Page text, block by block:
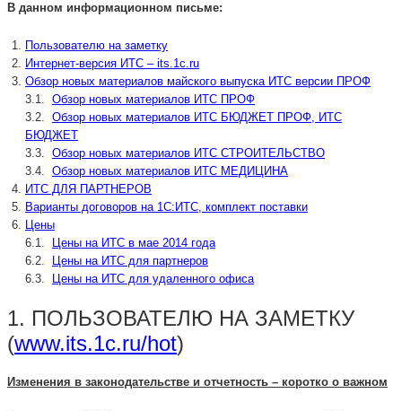
В данном информационном письме:
Пользователю на заметку
Интернет-версия ИТС – its.1c.ru
Обзор новых материалов майского выпуска ИТС версии ПРОФ
3.1. Обзор новых материалов ИТС ПРОФ
3.2. Обзор новых материалов ИТС БЮДЖЕТ ПРОФ, ИТС
БЮДЖЕТ
3.3. Обзор новых материалов ИТС СТРОИТЕЛЬСТВО
3.4. Обзор новых материалов ИТС МЕДИЦИНА
ИТС ДЛЯ ПАРТНЕРОВ
Варианты договоров на 1С:ИТС, комплект поставки
Цены
6.1.
Цены на ИТС в мае 2014 года
6.2.
Цены на ИТС для партнеров
6.3.
Цены на ИТС для удаленного офиса
1. ПОЛЬЗОВАТЕЛЮ НА ЗАМЕТКУ
(www.its.1c.ru/hot)
Изменения в законодательстве и отчетность – коротко о важном